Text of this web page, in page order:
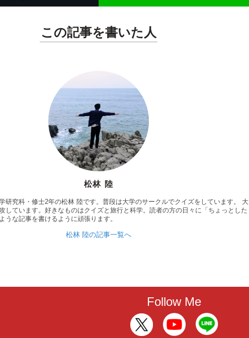
この記事を書いた人
松林 陸
研究科・修士2年の松林 陸です。普段は大学のサークルでクイズをしています。 大
しています。好きなものはクイズと旅行と科学。読者の方の日々に「ちょっとした
うな記事を書けるように頑張ります。
松林 陸の記事一覧へ
Follow Me